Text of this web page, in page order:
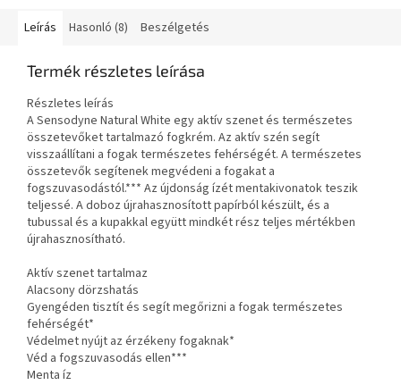
Leírás Hasonló (8) Beszélgetés
Termék részletes leírása
Részletes leírás
A Sensodyne Natural White egy aktív szenet és természetes
összetevőket tartalmazó fogkrém. Az aktív szén segít
visszaállítani a fogak természetes fehérségét. A természetes
összetevők segítenek megvédeni a fogakat a
fogszuvasodástól.*** Az újdonság ízét mentakivonatok teszik
teljessé. A doboz újrahasznosított papírból készült, és a
tubussal és a kupakkal együtt mindkét rész teljes mértékben
újrahasznosítható.
Aktív szenet tartalmaz
Alacsony dörzshatás
Gyengéden tisztít és segít megőrizni a fogak természetes
fehérségét*
Védelmet nyújt az érzékeny fogaknak*
Véd a fogszuvasodás ellen***
Menta íz